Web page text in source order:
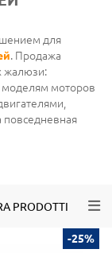
для
. Продажа
жалюзи:
моделям моторов
повседневная
PRODOTTI
-25%